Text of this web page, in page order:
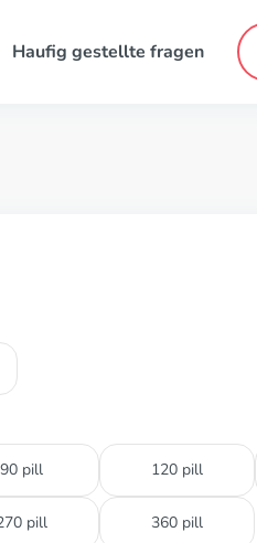
Haufig gestellte fragen
90 pill 120 pill
pill 360 pill